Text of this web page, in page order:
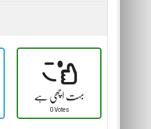
بہت اچھی ہے
0 Votes